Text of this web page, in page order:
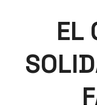
EL